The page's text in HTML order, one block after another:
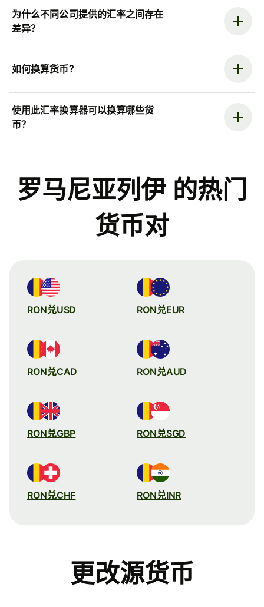
为什么不同公司提供的汇率之间存在
差异？
如何换算货币？
使用此汇率换算器可以换算哪些货
币？
罗马尼亚列伊 的热门
货币对
RON兑USD RON兑EUR
RON兑CAD RON兑AUD
RON兑GBP RON兑SGD
RON兑CHF RON兑INR
更改源货币